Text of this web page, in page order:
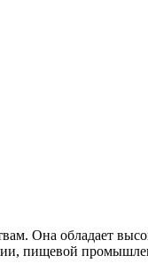
Она обладает
пищевой